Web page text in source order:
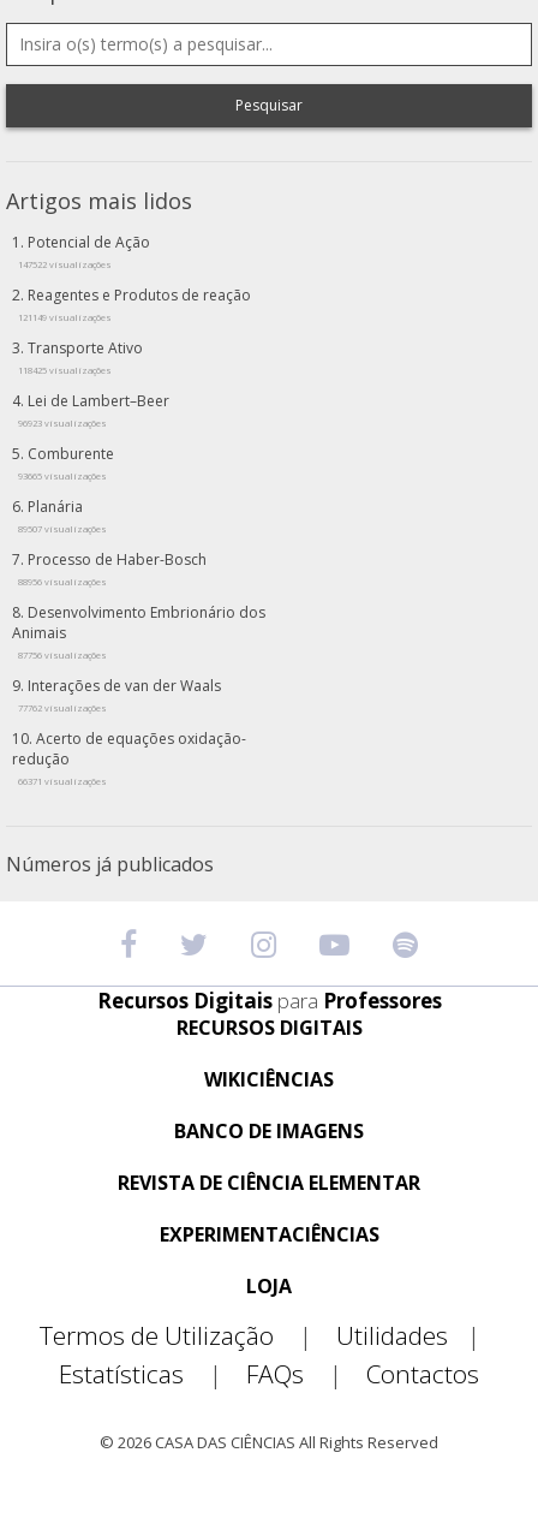
Pesquisar
Artigos mais lidos
Potencial de Ação
147522 visualizações
Reagentes e Produtos de reação
121149 visualizações
Transporte Ativo
118425 visualizações
Lei de Lambert–Beer
96923 visualizações
Comburente
93665 visualizações
Planária
89507 visualizações
Processo de Haber-Bosch
88956 visualizações
Desenvolvimento Embrionário dos
Animais
87756 visualizações
Interações de van der Waals
77762 visualizações
Acerto de equações oxidação-
redução
66371 visualizações
Números já publicados
Recursos Digitais para Professores
RECURSOS DIGITAIS
WIKICIÊNCIAS
BANCO DE IMAGENS
REVISTA DE CIÊNCIA ELEMENTAR
EXPERIMENTACIÊNCIAS
LOJA
Termos de Utilização | Utilidades
|
Estatísticas
| FAQs | Contactos
© 2026 CASA DAS CIÊNCIAS All Rights Reserved